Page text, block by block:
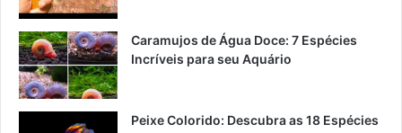
Caramujos de Água Doce: 7 Espécies
Incríveis para seu Aquário
Peixe Colorido: Descubra as 18 Espécies